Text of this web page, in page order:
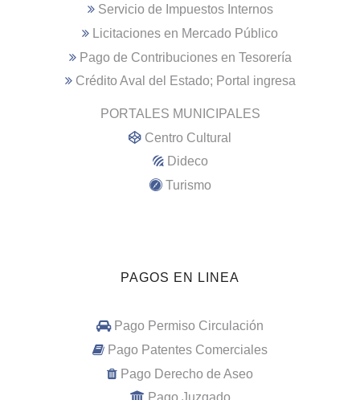
Servicio de Impuestos Internos
Licitaciones en Mercado Público
Pago de Contribuciones en Tesorería
Crédito Aval del Estado; Portal ingresa
PORTALES MUNICIPALES
Centro Cultural
Dideco
Turismo
PAGOS EN LINEA
Pago Permiso Circulación
Pago Patentes Comerciales
Pago Derecho de Aseo